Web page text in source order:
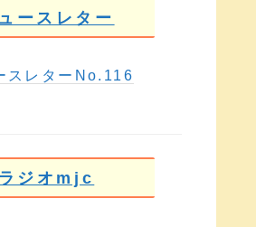
ースレター
スレターNo.116
ラジオmjc